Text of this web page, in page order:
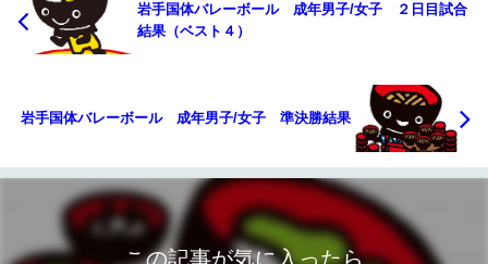
岩手国体バレーボール 成年男子/女子 ２日目試合
結果（ベスト４）
岩手国体バレーボール 成年男子/女子 準決勝結果
この記事が気に入ったら